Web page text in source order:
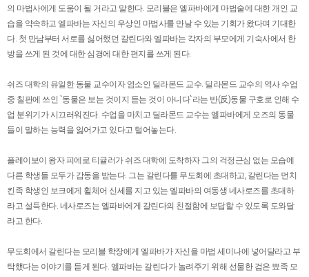
의 마법사에게 도움이 될 거라고 말한다. 모리블은 엘파바에게 마법술에 대한 개인 교
습을 약속하고 엘파바는 자신의 우상인 마법사를 만날 수 있는 기회가 왔다며 기대한
다. 첫 만남부터 서로를 싫어했던 갈린다와 엘파바는 각자의 부모에게 기숙사에서 한
방을 쓰게 된 것에 대한 심경에 대한 편지를 쓰게 된다.
쉬즈 대학의 유일한 동물 교수이자 염소인 딜라몬드 교수. 딜라몬드 교수의 역사 수업
중 칠판에 쓰인 `동물은 보는 것이지 듣는 것이 아니다`라는 반(反)동물 구호로 인해 수
업 분위기가 시끄러워진다. 수업을 마치고 딜라몬드 교수는 엘파바에게 오즈의 동물
들이 말하는 능력을 잃어가고 있다고 털어놓는다.
플레이보이 왕자 피에로 티귤러가 쉬즈 대학에 도착하자 그의 걱정근심 없는 모습에
다른 학생들 모두가 감동을 받는다. 그는 갈린다를 무도회에 초대하고, 갈린다는 먼치
킨족 학생인 보크에게 휠체어 신세를 지고 있는 엘파바의 여동생 네사로즈를 초대하
라고 설득한다. 네사로즈는 엘파바에게 갈린다의 친절함에 보답할 수 있도록 도와달
라고 한다.
무도회에서 갈린다는 모리블 학장에게 엘파바가 자신을 마법 세미나에 넣어달라고 부
탁했다는 이야기를 듣게 된다. 엘파바는 갈린다가 놀려주기 위해 선물한 검은 뾰족 모